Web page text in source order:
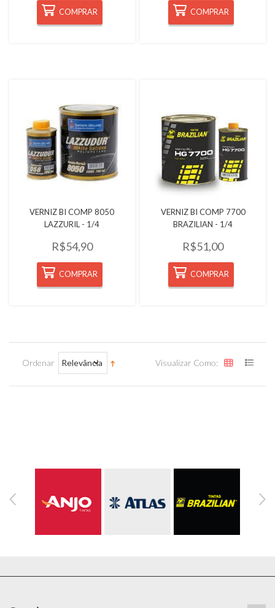
COMPRAR COMPRAR
Quickview
VERNIZ BI COMP 8050
LAZZURIL - 1/4
R$54,90
COMPRAR
Quickview
VERNIZ BI COMP 7700
BRAZILIAN - 1/4
R$51,00
COMPRAR
Ordenar Relevância Visualizar Como: